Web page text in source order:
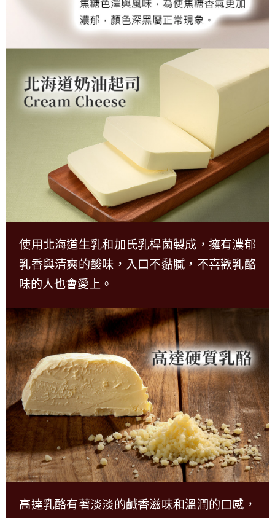
使用北海道生乳和加氏乳桿菌製成，擁有濃郁
乳香與清爽的酸味，入口不黏膩，不喜歡乳酪
味的人也會愛上。
高達乳酪有著淡淡的鹹香滋味和溫潤的口感，